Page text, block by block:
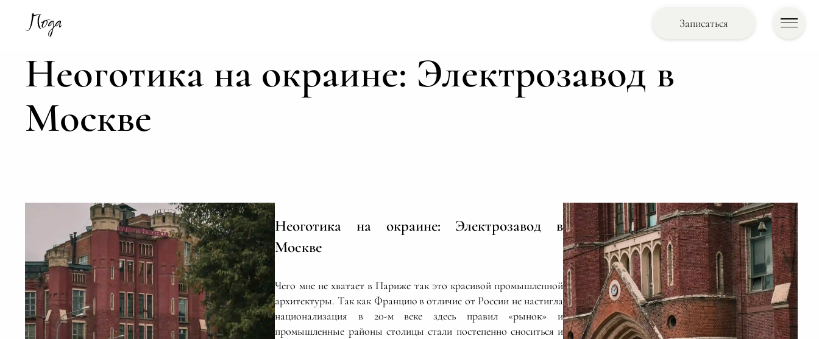
Записаться
Неоготика на окраине: Электрозавод в
Москве
Неоготика на окраине: Электрозавод в
Москве
Чего мне не хватает в Париже так это красивой промышленной
архитектуры. Так как Францию в отличие от России не настигла
национализация в 20-м веке здесь правил «рынок» и
промышленные районы столицы стали постепенно сноситься и